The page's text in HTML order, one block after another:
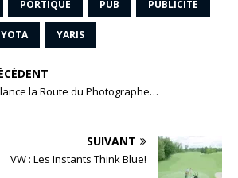
PORTIQUE PUB PUBLICITÉ
YARIS
la Route du Photographe…
SUIVANT
VW : Les Instants Think Blue!